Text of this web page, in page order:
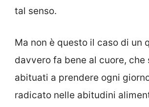
tal senso.
Ma non è questo il caso di un
davvero fa bene al cuore, che
abituati a prendere ogni
radicato nelle abitudini